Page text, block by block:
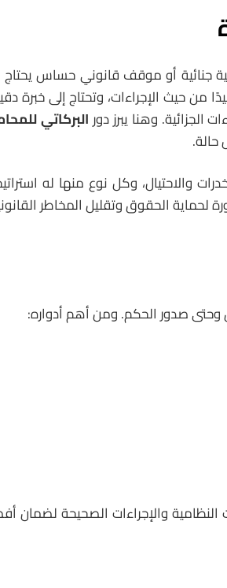
أو موقف قانوني حساس يحتاج
من حيث الإجراءات، وتحتاج إلى خبرة
وهنا يبرز دورالبركاتي
حالة.
والاحتيال، وكل نوع منها له
لحماية الحقوق وتقليل المخاطر
صدور الحكم. ومن أهم أدواره:
النظامية والإجراءات الصحيحة لضمان